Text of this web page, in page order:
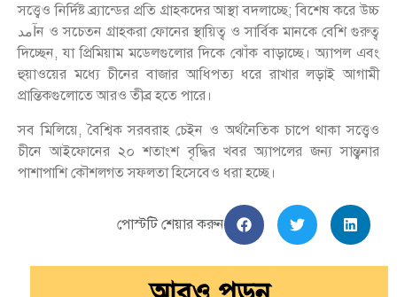
সত্ত্বেও নির্দিষ্ট ব্র্যান্ডের প্রতি গ্রাহকদের আস্থা বদলাচ্ছে; বিশেষ করে উচ্চ
آمدন ও সচেতন গ্রাহকরা ফোনের স্থায়িত্ব ও সার্বিক মানকে বেশি গুরুত্ব
দিচ্ছেন, যা প্রিমিয়াম মডেলগুলোর দিকে ঝোঁক বাড়াচ্ছে। অ্যাপল এবং
হুয়াওয়ের মধ্যে চীনের বাজার আধিপত্য ধরে রাখার লড়াই আগামী
প্রান্তিকগুলোতে আরও তীব্র হতে পারে।
সব মিলিয়ে, বৈশ্বিক সরবরাহ চেইন ও অর্থনৈতিক চাপে থাকা সত্ত্বেও
চীনে আইফোনের ২০ শতাংশ বৃদ্ধির খবর অ্যাপলের জন্য সান্ত্বনার
পাশাপাশি কৌশলগত সফলতা হিসেবেও ধরা হচ্ছে।
পোস্টটি শেয়ার করুন